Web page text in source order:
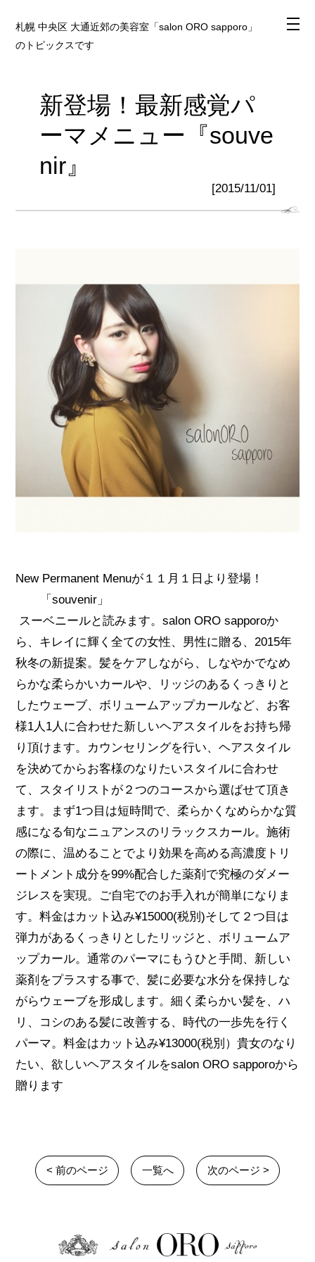
札幌 中央区 大通近郊の美容室「salon ORO sapporo」
のトピックスです
新登場！最新感覚パ
ーマメニュー『souve
nir』
[2015/11/01]
New Permanent Menuが１１月１日より登場！
「souvenir」
スーベニールと読みます。salon ORO sapporoか
ら、キレイに輝く全ての女性、男性に贈る、2015年
秋冬の新提案。髪をケアしながら、しなやかでなめ
らかな柔らかいカールや、リッジのあるくっきりと
したウェーブ、ボリュームアップカールなど、お客
様1人1人に合わせた新しいヘアスタイルをお持ち帰
り頂けます。カウンセリングを行い、ヘアスタイル
を決めてからお客様のなりたいスタイルに合わせ
て、スタイリストが２つのコースから選ばせて頂き
ます。まず1つ目は短時間で、柔らかくなめらかな質
感になる旬なニュアンスのリラックスカール。施術
の際に、温めることでより効果を高める高濃度トリ
ートメント成分を99%配合した薬剤で究極のダメー
ジレスを実現。ご自宅でのお手入れが簡単になりま
す。料金はカット込み¥15000(税別)そして２つ目は
弾力があるくっきりとしたリッジと、ボリュームア
ップカール。通常のパーマにもうひと手間、新しい
薬剤をプラスする事で、髪に必要な水分を保持しな
がらウェーブを形成します。細く柔らかい髪を、ハ
リ、コシのある髪に改善する、時代の一歩先を行く
パーマ。料金はカット込み¥13000(税別）貴女のなり
たい、欲しいヘアスタイルをsalon ORO sapporoから
贈ります
< 前のページ 一覧へ 次のページ >